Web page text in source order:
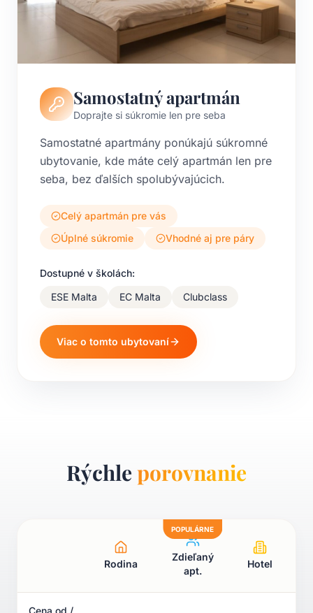
Samostatný apartmán
Doprajte si súkromie len pre seba
Samostatné apartmány ponúkajú súkromné
ubytovanie, kde máte celý apartmán len pre
seba, bez ďalších spolubývajúcich.
Celý apartmán pre vás
Úplné súkromie
Vhodné aj pre páry
Dostupné v školách:
ESE Malta
EC Malta Clubclass
Viac o tomto ubytovaní
Rýchle porovnanie
Rodina
POPULÁRNE
Zdieľaný
apt.
Hotel
Cena od /